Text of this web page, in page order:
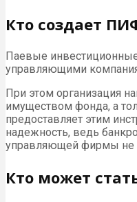
Кто создает
Паевые
управляющими
При этом организация
имуществом фонда, а
предоставляет этим
надежность, ведь
управляющей фирмы не
Кто может